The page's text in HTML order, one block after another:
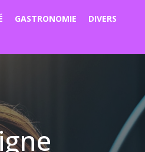
GASTRONOMIE DIVERS